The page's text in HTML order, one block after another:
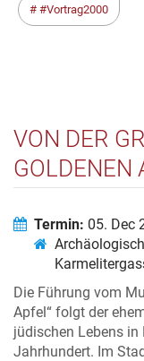
#Vortrag2000
VON DER
GOLDENEN
Termin: 05. Dec
Die Führung vom
Apfel“ folgt der
jüdischen Lebens
Jahrhundert. Im